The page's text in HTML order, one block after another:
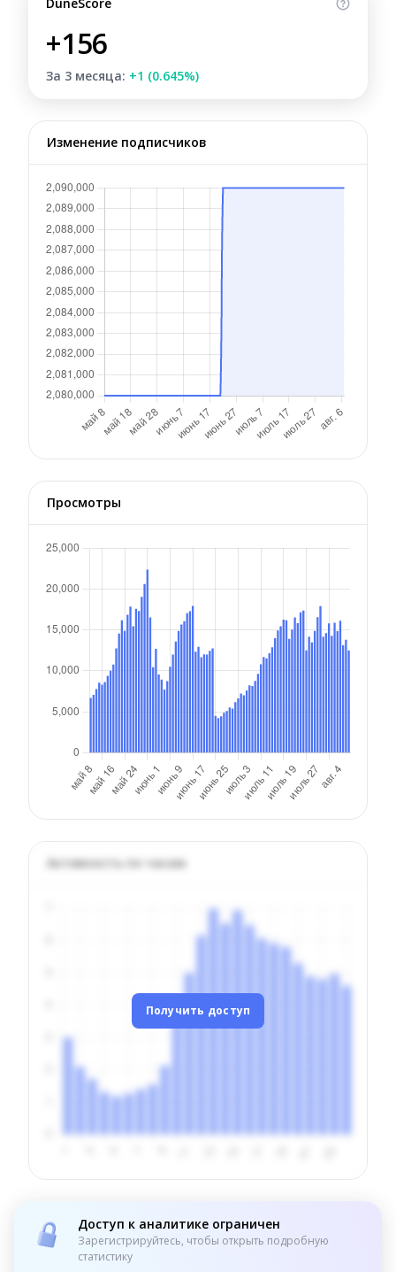
+156
За 3 месяца: +1 (0.645%)
Изменение подписчиков
Просмотры
Активность по часам
Получить доступ
Доступ к аналитике ограничен
Зарегистрируйтесь, чтобы открыть подробную
статистику